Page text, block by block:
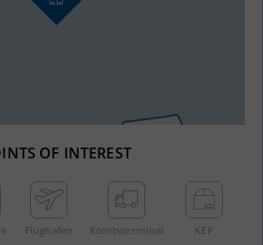
OF INTEREST
Flughafen Kombi­terminal KEP